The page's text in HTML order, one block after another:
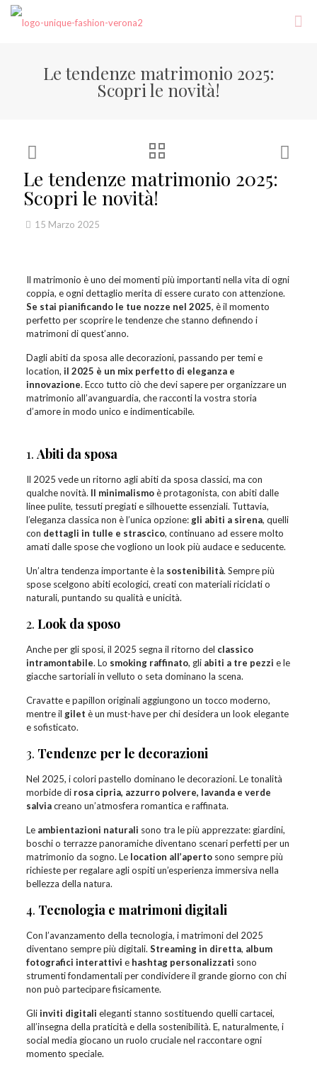
Le tendenze matrimonio 2025:
Scopri le novità!
Le tendenze matrimonio 2025:
Scopri le novità!
15 Marzo 2025
Il matrimonio è uno dei momenti più importanti nella vita di ogni
coppia, e ogni dettaglio merita di essere curato con attenzione.
Se stai pianificando le tue nozze nel 2025, è il momento
perfetto per scoprire le tendenze che stanno definendo i
matrimoni di quest’anno.
Dagli abiti da sposa alle decorazioni, passando per temi e
location, il 2025 è un mix perfetto di eleganza e
innovazione. Ecco tutto ciò che devi sapere per organizzare un
matrimonio all’avanguardia, che racconti la vostra storia
d’amore in modo unico e indimenticabile.
1.Abiti da sposa
Il 2025 vede un ritorno agli abiti da sposa classici, ma con
qualche novità. Il minimalismoè protagonista, con abiti dalle
linee pulite, tessuti pregiati e silhouette essenziali. Tuttavia,
l’eleganza classica non è l’unica opzione: gli abiti a sirena, quelli
con dettagli in tulle e strascico, continuano ad essere molto
amati dalle spose che vogliono un look più audace e seducente.
Un’altra tendenza importante è la sostenibilità. Sempre più
spose scelgono abiti ecologici, creati con materiali riciclati o
naturali, puntando su qualità e unicità.
2. Look da sposo
Anche per gli sposi, il 2025 segna il ritorno del classico
intramontabile. Lo smoking raffinato, gli abiti a tre pezzi e le
giacche sartoriali in velluto o seta dominano la scena.
Cravatte e papillon originali aggiungono un tocco moderno,
mentre il gilet è un must-have per chi desidera un look elegante
e sofisticato.
3. Tendenze per le decorazioni
Nel 2025, i colori pastello dominano le decorazioni. Le tonalità
morbide di rosa cipria, azzurro polvere, lavanda e verde
salviacreano un’atmosfera romantica e raffinata.
Le ambientazioni naturali sono tra le più apprezzate: giardini,
boschi o terrazze panoramiche diventano scenari perfetti per un
matrimonio da sogno. Le location all’apertosono sempre più
richieste per regalare agli ospiti un’esperienza immersiva nella
bellezza della natura.
4. Tecnologia e matrimoni digitali
Con l’avanzamento della tecnologia, i matrimoni del 2025
diventano sempre più digitali. Streaming in diretta, album
fotografici interattivi e hashtag personalizzati sono
strumenti fondamentali per condividere il grande giorno con chi
non può partecipare fisicamente.
Gliinviti digitali eleganti stanno sostituendo quelli cartacei,
all’insegna della praticità e della sostenibilità. E, naturalmente, i
social media giocano un ruolo cruciale nel raccontare ogni
momento speciale.